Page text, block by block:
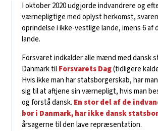
I oktober 2020 udgjorde indvandrere og
værnepligtige med oplyst herkomst,
oprindelse i ikke-vestlige lande, imens 6 af
lande.
Forsvaret indkalder alle mænd med dansk
Danmark tilForsvarets Dag(tidligere
Hvis ikke man har statsborgerskab, har
sig til at aftjene sin værnepligt, hvis man
og forstå dansk. En stor del af de
bor i Danmark, har ikke dansk
årsagerne til den lave repræsentation.